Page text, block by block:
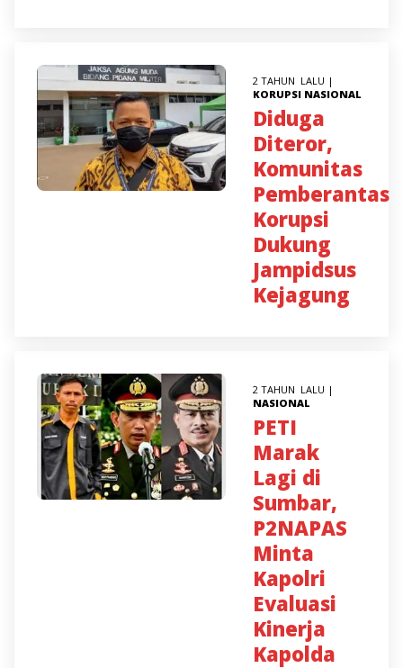
2 TAHUN LALU |
KORUPSI NASIONAL
Diduga
Diteror,
Komunitas
Pemberantas
Korupsi
Dukung
Jampidsus
Kejagung
2 TAHUN LALU |
NASIONAL
PETI
Marak
Lagi di
Sumbar,
P2NAPAS
Minta
Kapolri
Evaluasi
Kinerja
Kapolda